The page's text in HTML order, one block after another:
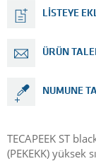
LISTEYE
ÜRÜN
NUMUNE
TECAPEEK ST
(PEKEKK) yüksek